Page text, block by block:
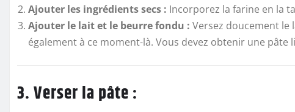
Ajouter les ingrédients secs : Incorporez la farine en la
Ajouter le lait et le beurre fondu : Versez doucement le
également à ce moment-là. Vous devez obtenir une pâte
3. Verser la pâte :